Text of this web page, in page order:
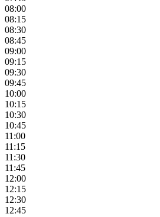
08:00
08:15
08:30
08:45
09:00
09:15
09:30
09:45
10:00
10:15
10:30
10:45
11:00
11:15
11:30
11:45
12:00
12:15
12:30
12:45